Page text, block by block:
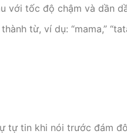
với tốc độ chậm và dần
từ, ví dụ: “mama,”
tự tin khi nói trước đám